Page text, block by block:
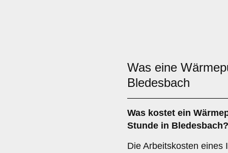
Was eine
Bledesbach
Was kostet ein
Stunde in Bledesbach?
Die Arbeitskosten eines